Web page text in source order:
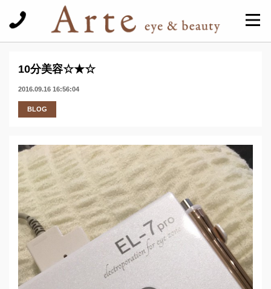
10分美容☆★☆
2016.09.16 16:56:04
BLOG